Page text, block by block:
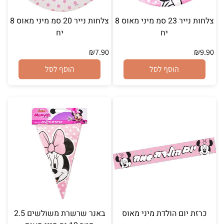
צלחות נייר 23 סמ מיני מאוס 8
יח
₪9.90
הוסף לסל
צלחות נייר 20 סמ מיני מאוס 8
יח
₪7.90
הוסף לסל
כרזת יום הולדת מיני מאוס
באנר שרשרת משולשים 2.5